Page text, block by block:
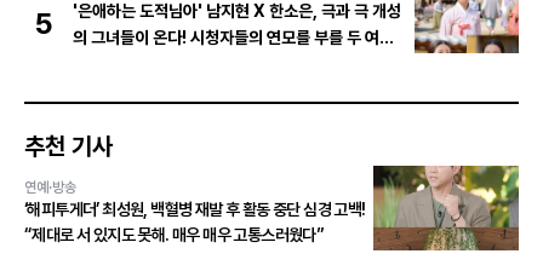
5
'은애하는 도적님아' 남지현 X 한소은, 극과 극 개성
의 그녀들이 온다! 시청자들의 연모를 부를 두 여인
추천 기사
연예·방송
‘해피투게더’ 최성원, 백혈병 재발 후 활동 중단 심경 고백!
“제대로 서 있지도 못해. 매우 매우 고통스러웠다”